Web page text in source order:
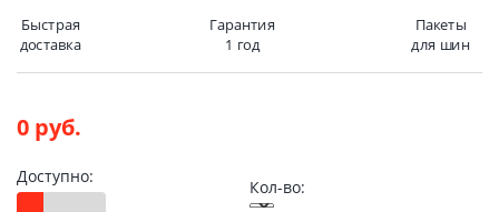
Быстрая
доставка
Гарантия
1 год
Пакеты
для шин
0 руб.
Доступно:
Кол-во: